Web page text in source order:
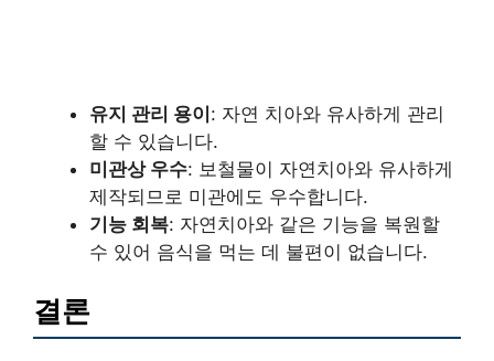
유지 관리 용이 : 자연 치아와 유사하게 관리
할 수 있습니다.
미관상 우수: 보철물이 자연치아와 유사하게
제작되므로 미관에도 우수합니다.
기능 회복: 자연치아와 같은 기능을 복원할
수 있어 음식을 먹는 데 불편이 없습니다.
결론